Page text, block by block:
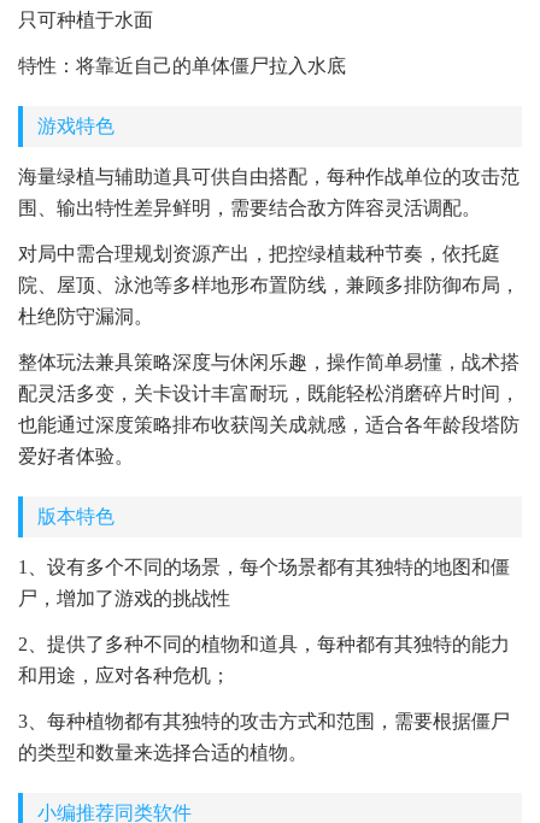
只可种植于水面
特性：将靠近自己的单体僵尸拉入水底
游戏特色
海量绿植与辅助道具可供自由搭配，每种作战单位的攻击范
围、输出特性差异鲜明，需要结合敌方阵容灵活调配。
对局中需合理规划资源产出，把控绿植栽种节奏，依托庭
院、屋顶、泳池等多样地形布置防线，兼顾多排防御布局，
杜绝防守漏洞。
整体玩法兼具策略深度与休闲乐趣，操作简单易懂，战术搭
配灵活多变，关卡设计丰富耐玩，既能轻松消磨碎片时间，
也能通过深度策略排布收获闯关成就感，适合各年龄段塔防
爱好者体验。
版本特色
1、设有多个不同的场景，每个场景都有其独特的地图和僵
尸，增加了游戏的挑战性
2、提供了多种不同的植物和道具，每种都有其独特的能力
和用途，应对各种危机；
3、每种植物都有其独特的攻击方式和范围，需要根据僵尸
的类型和数量来选择合适的植物。
小编推荐同类软件